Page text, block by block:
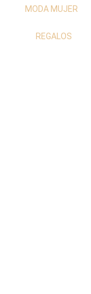
MODA MUJER
REGALOS